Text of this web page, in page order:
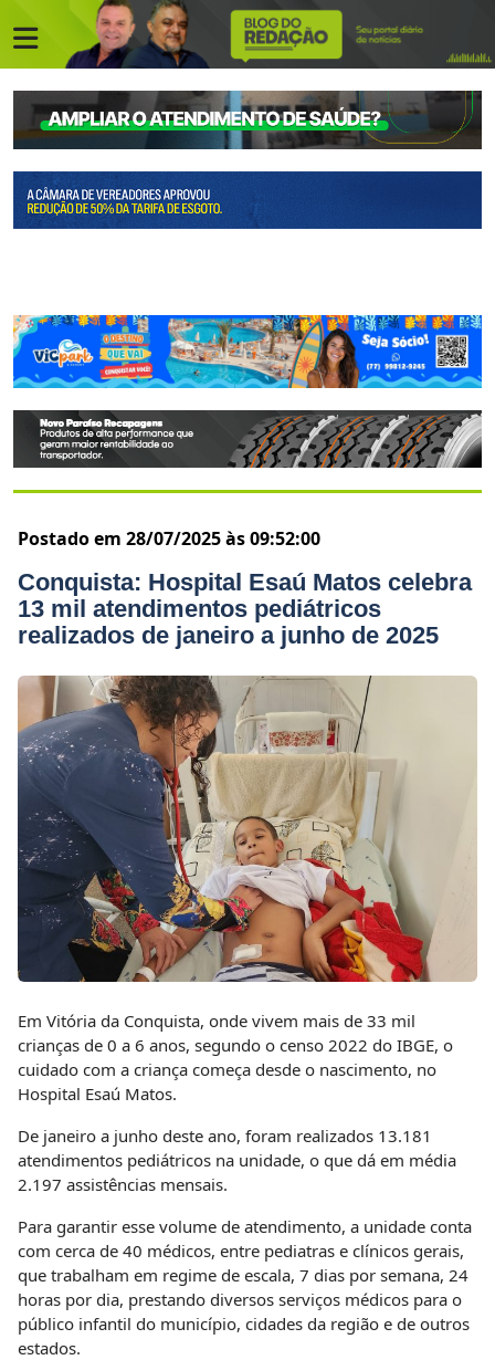
Postado em 28/07/2025 às 09:52:00
Conquista: Hospital Esaú Matos celebra
13 mil atendimentos pediátricos
realizados de janeiro a junho de 2025
Em Vitória da Conquista, onde vivem mais de 33 mil
crianças de 0 a 6 anos, segundo o censo 2022 do IBGE, o
cuidado com a criança começa desde o nascimento, no
Hospital Esaú Matos.
De janeiro a junho deste ano, foram realizados 13.181
atendimentos pediátricos na unidade, o que dá em média
2.197 assistências mensais.
Para garantir esse volume de atendimento, a unidade conta
com cerca de 40 médicos, entre pediatras e clínicos gerais,
que trabalham em regime de escala, 7 dias por semana, 24
horas por dia, prestando diversos serviços médicos para o
público infantil do município, cidades da região e de outros
estados.